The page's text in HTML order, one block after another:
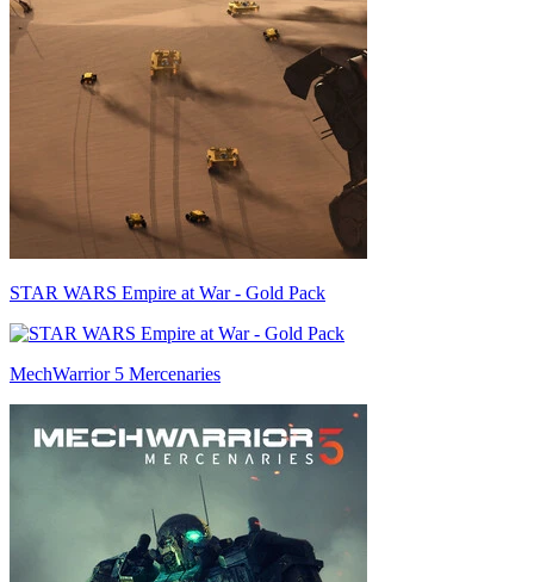
STAR WARS Empire at War - Gold Pack
MechWarrior 5 Mercenaries